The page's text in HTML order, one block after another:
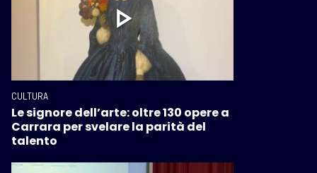
CULTURA
Le signore dell’arte: oltre 130 opere a
Carrara per svelare la parità del
talento